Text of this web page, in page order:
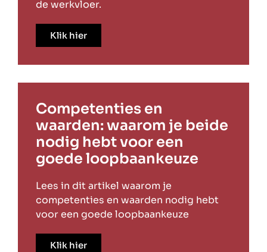
de werkvloer.
Klik hier
Competenties en
waarden: waarom je beide
nodig hebt voor een
goede loopbaankeuze
Lees in dit artikel waarom je
competenties en waarden nodig hebt
voor een goede loopbaankeuze
Klik hier